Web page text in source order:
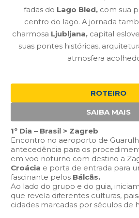
fadas do Lago Bled,com sua
centro do lago. A jornada
charmosa Ljubljana, capital
suas pontes históricas,
atmosfera
ROTEIRO
SAIBA MAIS
1º Dia – Brasil > Zagreb
Encontro no aeroporto de
antecedência para os
em voo noturno com destino a
Croácia e porta de entrada para
fascinante pelos Bálcãs.
Ao lado do grupo e do guia,
que revela diferentes culturas,
cidades marcadas por séculos de